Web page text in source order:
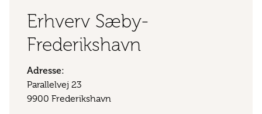
Erhverv Sæby-
Frederikshavn
Adresse:
Parallelvej 23
9900 Frederikshavn